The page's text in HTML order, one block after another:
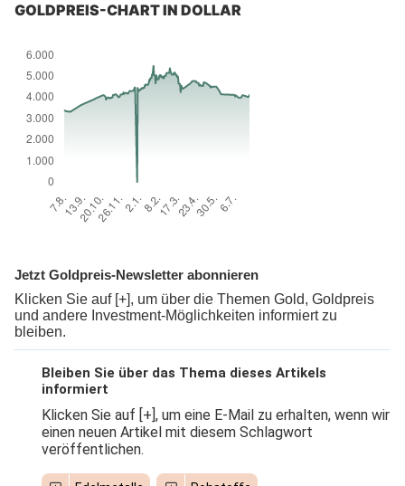
GOLDPREIS-CHART IN DOLLAR
Jetzt Goldpreis-Newsletter abonnieren
Klicken Sie auf [+], um über die Themen Gold, Goldpreis
und andere Investment-Möglichkeiten informiert zu
bleiben.
Bleiben Sie über das Thema dieses Artikels
informiert
Klicken Sie auf [+], um eine E-Mail zu erhalten, wenn wir
einen neuen Artikel mit diesem Schlagwort
veröffentlichen.